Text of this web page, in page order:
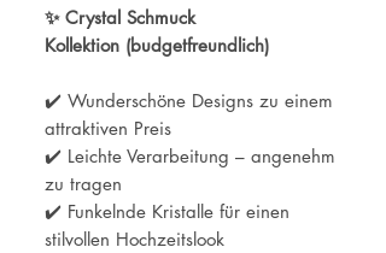
✨ Crystal Schmuck
Kollektion (budgetfreundlich)
✔️ Wunderschöne Designs zu einem
attraktiven Preis
✔️ Leichte Verarbeitung – angenehm
zu tragen
✔️ Funkelnde Kristalle für einen
stilvollen Hochzeitslook